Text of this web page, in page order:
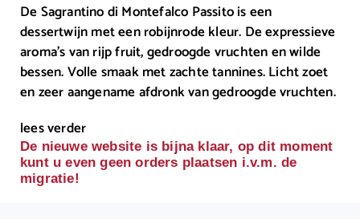
De Sagrantino di Montefalco Passito is een
dessertwijn met een robijnrode kleur. De expressieve
aroma’s van rijp fruit, gedroogde vruchten en wilde
bessen. Volle smaak met zachte tannines. Licht zoet
en zeer aangename afdronk van gedroogde vruchten.
lees verder
De nieuwe website is bijna klaar, op dit moment
kunt u even geen orders plaatsen i.v.m. de
migratie!